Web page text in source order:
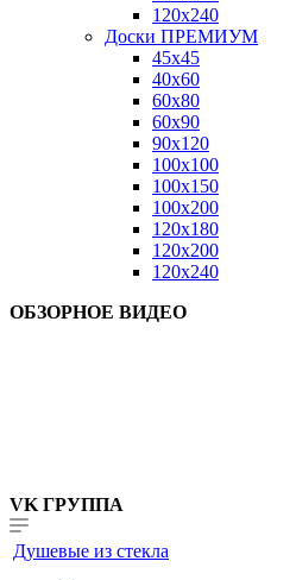
120x240
Доски ПРЕМИУМ
45x45
40x60
60x80
60x90
90x120
100x100
100x150
100x200
120x180
120x200
120x240
ОБЗОРНОЕ ВИДЕО
VK ГРУППА
Душевые из стекла